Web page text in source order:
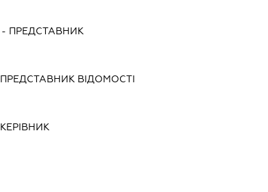
- ПРЕДСТАВНИК
ПРЕДСТАВНИКВІДОМОСТІ
КЕРІВНИК